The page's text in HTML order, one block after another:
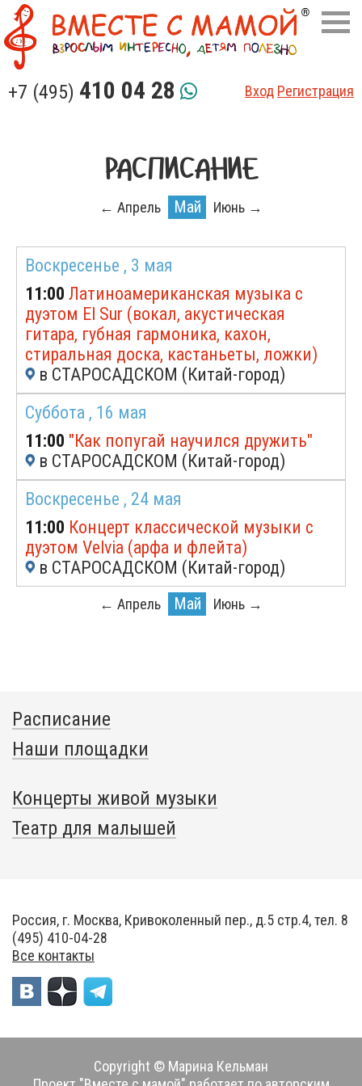
+7 (495) 410 04 28 Вход Регистрация
РАСПИСАНИЕ
← Апрель Май Июнь →
Воскресенье , 3 мая
11:00 Латиноамериканская музыка с
дуэтом El Sur (вокал, акустическая
гитара, губная гармоника, кахон,
стиральная доска, кастаньеты, ложки)
в СТАРОСАДСКОМ (Китай-город)
Суббота , 16 мая
11:00 "Как попугай научился дружить"
в СТАРОСАДСКОМ (Китай-город)
Воскресенье , 24 мая
11:00 Концерт классической музыки с
дуэтом Velvia (арфа и флейта)
в СТАРОСАДСКОМ (Китай-город)
← Апрель Май Июнь →
Расписание
Наши площадки
Концерты живой музыки
Театр для малышей
Россия, г. Москва, Кривоколенный пер., д.5 стр.4, тел. 8
(495) 410-04-28
Все контакты
Copyright © Марина Кельман